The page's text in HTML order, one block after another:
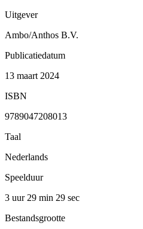
Uitgever
Ambo/Anthos B.V.
Publicatiedatum
13 maart 2024
ISBN
9789047208013
Taal
Nederlands
Speelduur
3 uur 29 min 29 sec
Bestandsgrootte